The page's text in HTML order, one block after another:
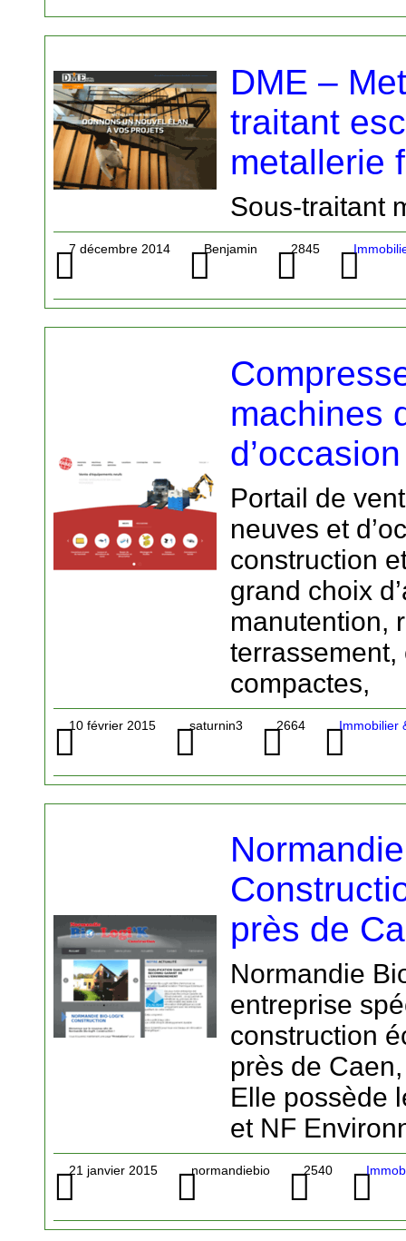
DME –
traitant
metallerie
Sous-traitant
7 décembre 2014 Benjamin 2845
machines
d’occasion
Portail de
neuves et
construction
grand choix
manutention,
compactes,
10 février 2015 saturnin3 2664 Immobilier
près de
Normandie
entreprise
construction
près de
Elle possède
et NF
21 janvier 2015 normandiebio 2540